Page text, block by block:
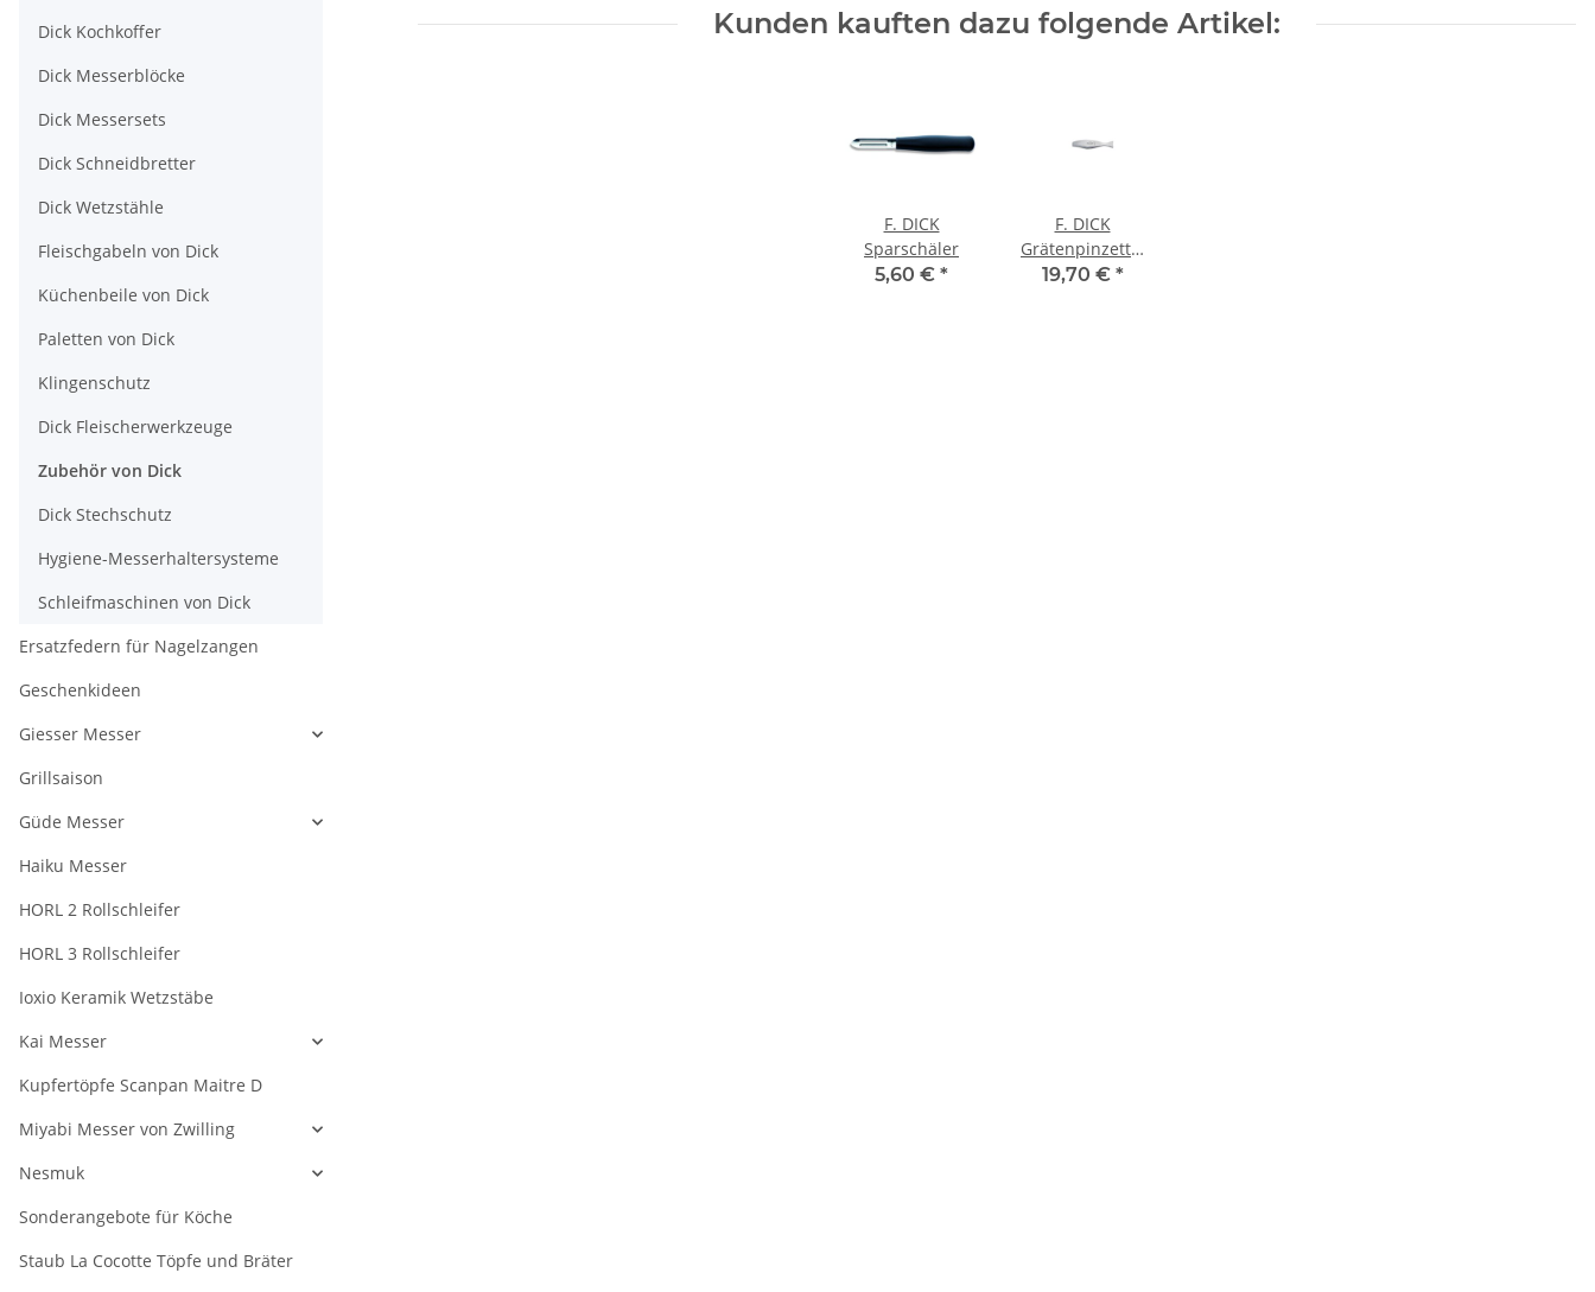
Kunden kauften dazu folgende Artikel:
F. DICK
Sparschäler
5,60 € *
F. DICK
Grätenpinzette,
13cm
19,70 € *
Dick Kochkoffer
Dick Messerblöcke
Dick Messersets
Dick Schneidbretter
Dick Wetzstähle
Fleischgabeln von Dick
Küchenbeile von Dick
Paletten von Dick
Klingenschutz
Dick Fleischerwerkzeuge
Zubehör von Dick
Dick Stechschutz
Hygiene-Messerhaltersysteme
Schleifmaschinen von Dick
Ersatzfedern für Nagelzangen
Geschenkideen
Giesser Messer
Grillsaison
Güde Messer
Haiku Messer
HORL 2 Rollschleifer
HORL 3 Rollschleifer
Ioxio Keramik Wetzstäbe
Kai Messer
Kupfertöpfe Scanpan Maitre D
Miyabi Messer von Zwilling
Nesmuk
Sonderangebote für Köche
Staub La Cocotte Töpfe und Bräter